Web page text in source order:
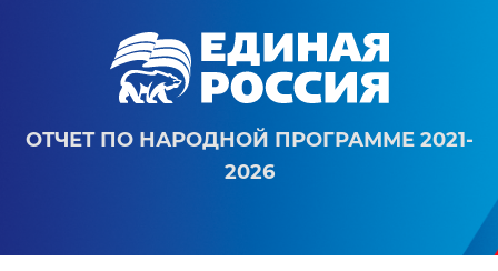
ОТЧЕТ ПО НАРОДНОЙ ПРОГРАММЕ 2021-
2026